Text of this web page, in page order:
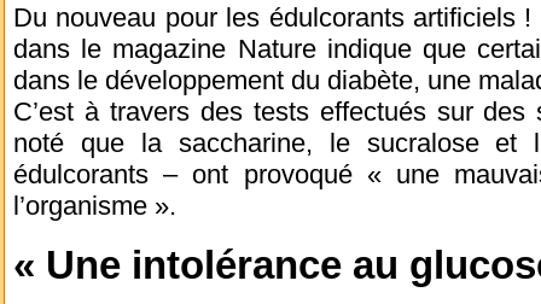
Du nouveau pour les édulcorants artificiels
dans le magazine Nature indique que
dans le développement du diabète, une
C’est à travers des tests effectués sur
noté que la saccharine, le sucralose et
édulcorants – ont provoqué « une
l’organisme ».
« Une intolérance au